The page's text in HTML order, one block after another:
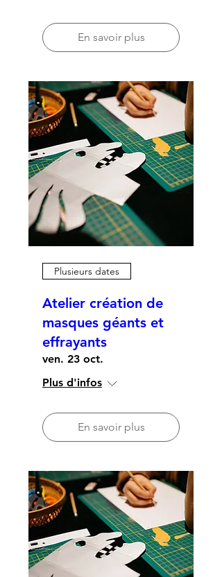
En savoir plus
Plusieurs dates
Atelier création de
masques géants et
effrayants
ven. 23 oct.
Plus d'infos
En savoir plus